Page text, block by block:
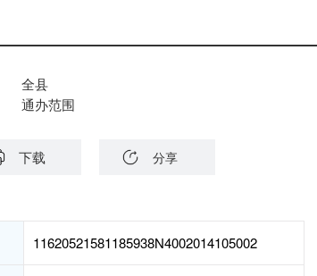
全县
通办范围
下载 分享
11620521581185938N4002014105002